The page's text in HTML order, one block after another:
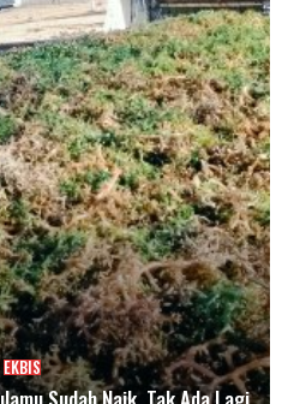
EKBIS